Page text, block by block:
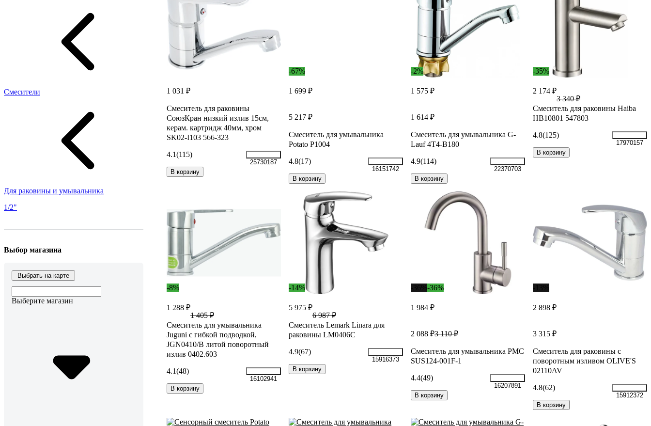
Смесители
Для раковины и умывальника
1/2"
Выбор магазина
Выбрать на карте
Выберите магазин
1 031 ₽
Смеситель для раковины
СоюзКран низкий излив 15см,
керам. картридж 40мм, хром
SK02-I103 566-323
4.1(115)
25730187
В корзину
-67%
1 699 ₽
5 217 ₽
Смеситель для умывальника
Potato P1004
4.8(17)
16151742
В корзину
-2%
1 575 ₽
1 614 ₽
Смеситель для умывальника G-
Lauf 4T4-B180
4.9(114)
22370703
В корзину
-35%
2 174 ₽
3 340 ₽
Смеситель для раковины Haiba
HB10801 547803
4.8(125)
17970157
В корзину
-8%
1 288 ₽
1 405 ₽
Смеситель для умывальника
Juguni с гибкой подводкой,
JGN0410/В литой поворотный
излив 0402.603
4.1(48)
16102941
В корзину
-14%
5 975 ₽
6 987 ₽
Смеситель Lemark Linara для
раковины LM0406C
4.9(67)
15916373
В корзину
-36%
1 984 ₽
2 088 ₽3 110 ₽
Смеситель для умывальника РМС
SUS124-001F-1
4.4(49)
16207891
В корзину
2 898 ₽
3 315 ₽
Смеситель для раковины с
поворотным изливом OLIVE'S
02110AV
4.8(62)
15912372
В корзину